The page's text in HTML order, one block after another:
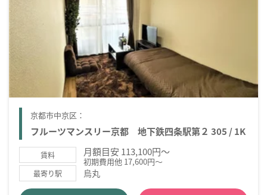
京都市中京区：
フルーツマンスリー京都 地下鉄四条駅第２ 305 / 1K
賃料 月額目安 113,100円～
初期費用他 17,600円～
最寄り駅 烏丸